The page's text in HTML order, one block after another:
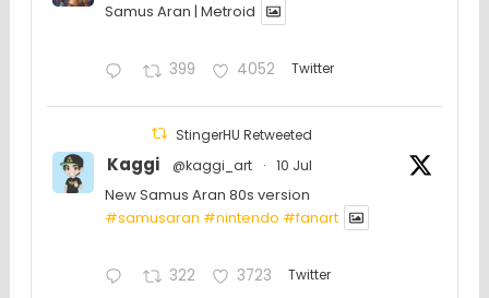
Samus Aran | Metroid
399 4052 Twitter
StingerHU Retweeted
Kaggi @kaggi_art · 10 Jul
New Samus Aran 80s version
#samusaran #nintendo #fanartㅤㅤㅤㅤ
322 3723 Twitter